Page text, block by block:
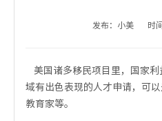
发布：小美 时
美国诸多移民项目里，国家利
域有出色表现的人才申请，可
教育家等。